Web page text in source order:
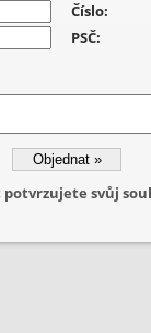
Číslo:
PSČ:
svůj